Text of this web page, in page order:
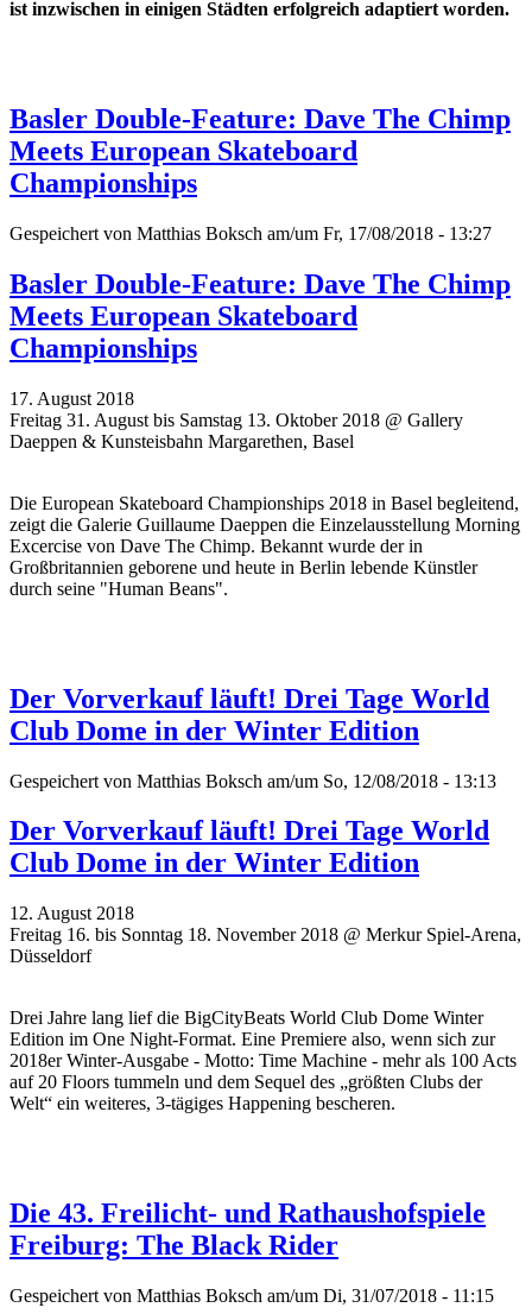
ist inzwischen in einigen Städten erfolgreich adaptiert worden.
Basler Double-Feature: Dave The Chimp
Meets European Skateboard
Championships
Gespeichert von Matthias Boksch am/um Fr, 17/08/2018 - 13:27
Basler Double-Feature: Dave The Chimp
Meets European Skateboard
Championships
17. August 2018
Freitag 31. August bis Samstag 13. Oktober 2018 @ Gallery
Daeppen & Kunsteisbahn Margarethen, Basel
Die European Skateboard Championships 2018 in Basel begleitend,
zeigt die Galerie Guillaume Daeppen die Einzelausstellung Morning
Excercise von Dave The Chimp. Bekannt wurde der in
Großbritannien geborene und heute in Berlin lebende Künstler
durch seine "Human Beans".
Der Vorverkauf läuft! Drei Tage World
Club Dome in der Winter Edition
Gespeichert von Matthias Boksch am/um So, 12/08/2018 - 13:13
Der Vorverkauf läuft! Drei Tage World
Club Dome in der Winter Edition
12. August 2018
Freitag 16. bis Sonntag 18. November 2018 @ Merkur Spiel-Arena,
Düsseldorf
Drei Jahre lang lief die BigCityBeats World Club Dome Winter
Edition im One Night-Format. Eine Premiere also, wenn sich zur
2018er Winter-Ausgabe - Motto: Time Machine - mehr als 100 Acts
auf 20 Floors tummeln und dem Sequel des „größten Clubs der
Welt“ ein weiteres, 3-tägiges Happening bescheren.
Die 43. Freilicht- und Rathaushofspiele
Freiburg: The Black Rider
Gespeichert von Matthias Boksch am/um Di, 31/07/2018 - 11:15